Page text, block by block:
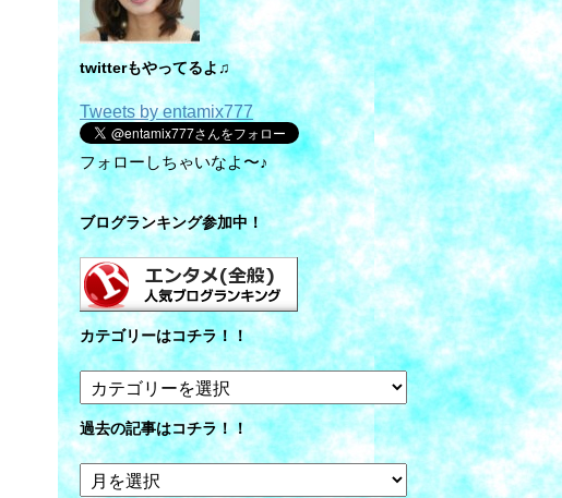
twitterもやってるよ♫
Tweets by entamix777
フォローしちゃいなよ〜♪
ブログランキング参加中！
カテゴリーはコチラ！！
テ
ゴ
リ
ー
は
過去の記事はコチラ！！
過